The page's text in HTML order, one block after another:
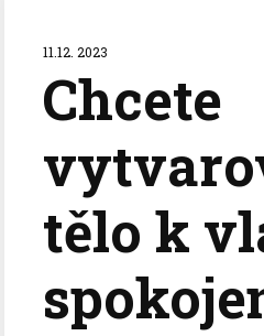
11.12. 2023
Chcete
tělo k